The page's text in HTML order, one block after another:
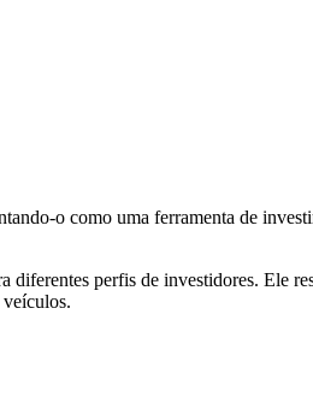
o como uma ferramenta de
diferentes perfis de investidores. Ele